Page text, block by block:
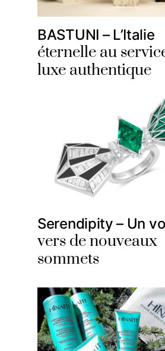
BASTUNI – L’Italie
éternelle au
luxe authentique
Serendipity – Un
vers de nouveaux
sommets